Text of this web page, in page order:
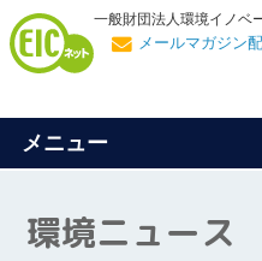
一般財団法人環境イノベ
メールマガジン
メニュー
環境ニュース